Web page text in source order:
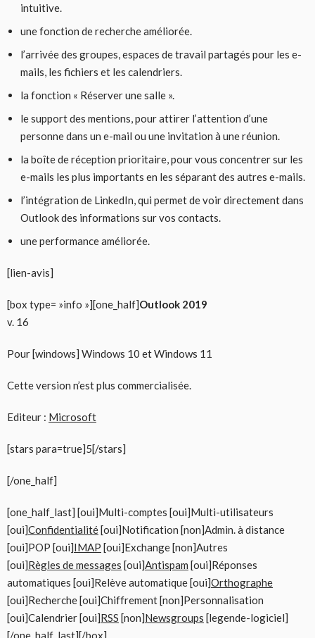
intuitive.
une fonction de recherche améliorée.
l’arrivée des groupes, espaces de travail partagés pour les e-
mails, les fichiers et les calendriers.
la fonction « Réserver une salle ».
le support des mentions, pour attirer l’attention d’une
personne dans un e-mail ou une invitation à une réunion.
la boîte de réception prioritaire, pour vous concentrer sur les
e-mails les plus importants en les séparant des autres e-mails.
l’intégration de LinkedIn, qui permet de voir directement dans
Outlook des informations sur vos contacts.
une performance améliorée.
[lien-avis]
[box type= »info »][one_half]Outlook 2019
v. 16
Pour [windows] Windows 10 et Windows 11
Cette version n’est plus commercialisée.
Editeur : Microsoft
[stars para=true]5[/stars]
[/one_half]
[one_half_last] [oui]Multi-comptes [oui]Multi-utilisateurs
[oui]Confidentialité[oui]Notification [non]Admin. à distance
[oui]POP [oui]IMAP [oui]Exchange [non]Autres
[oui]Règles de messages [oui]Antispam [oui]Réponses
automatiques [oui]Relève automatique [oui]Orthographe
[oui]Recherche [oui]Chiffrement [non]Personnalisation
[oui]Calendrier [oui]RSS [non]Newsgroups [legende-logiciel]
[/one_half_last][/box]